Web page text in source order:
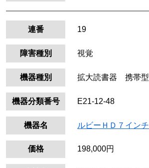
連番 19
障害種別 視覚
機器種別 拡大読書器 携帯型
機器分類番号 E21-12-48
機器名 ルビーＨＤ７インチ
価格 198,000円